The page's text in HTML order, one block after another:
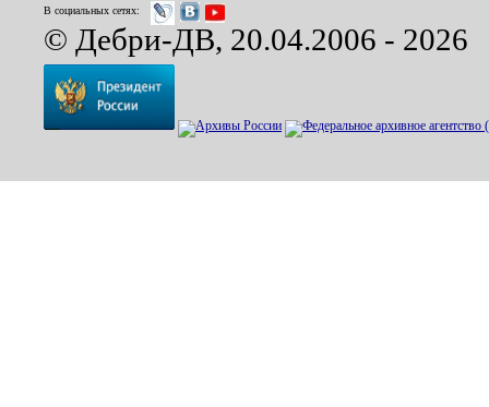
В социальных сетях:
© Дебри-ДВ, 20.04.2006 - 2026